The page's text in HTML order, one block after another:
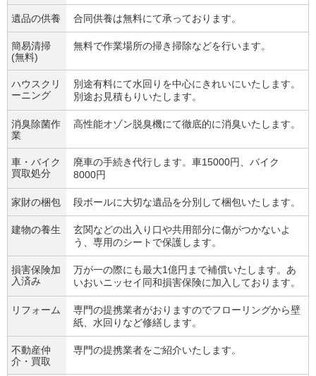
遺品の供養 合同供養は無料にて承っております。
簡易清掃
(無料)
無料で作業場所の掃き掃除などを行います。
ハウスクリ
ーニング
別途有料にて水回りを中心にきれいにいたします。
別途お見積もりいたします。
消臭除菌作
業
高性能オゾン脱臭機にて徹底的に消臭いたします。
車・バイク
買取処分
廃車の手続き代行します。車15000円、バイク
8000円
家財の梱包 段ボールに大切な遺品を分別して梱包いたします。
建物の養生
玄関などの出入り口や共用部分に傷がつかないよ
う、専用のシートで保護します。
損害保険加
入済み
万が一の際にも最大1億円まで補償いたします。あ
いおいニッセイ同和損害保険に加入しております。
リフォーム
専門の提携業者がおりますのでフローリングから壁
紙、水回りなど修繕します。
不動産仲
介・買取
専門の提携業者をご紹介いたします。